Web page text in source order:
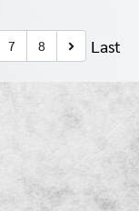
7 8 Last